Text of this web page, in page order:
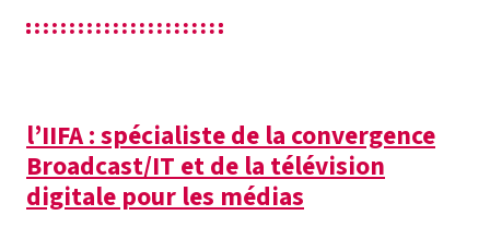
l’IIFA : spécialiste de la convergence
Broadcast/IT et de la télévision
digitale pour les médias